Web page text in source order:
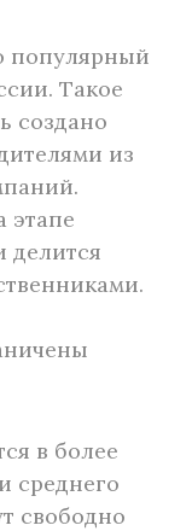
популярный
Такое
создано
из
этапе
делится
в более
среднего
свободно